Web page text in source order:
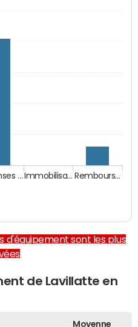
… Immobilisa… Rembours…
d'équipement sont les plus
de Lavillatte en
Moyenne